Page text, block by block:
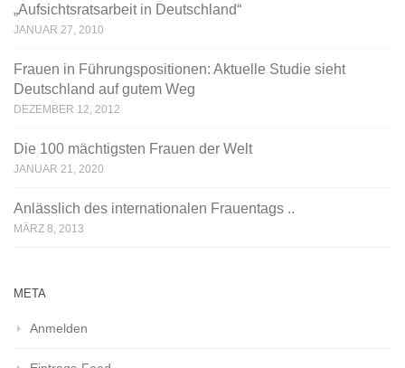
„Aufsichtsratsarbeit in Deutschland“
JANUAR 27, 2010
Frauen in Führungspositionen: Aktuelle Studie sieht
Deutschland auf gutem Weg
DEZEMBER 12, 2012
Die 100 mächtigsten Frauen der Welt
JANUAR 21, 2020
Anlässlich des internationalen Frauentags ..
MÄRZ 8, 2013
META
Anmelden